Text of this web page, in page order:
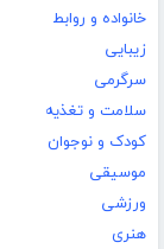
خانواده و روابط
زیبایی
سرگرمی
سلامت و تغذیه
کودک و نوجوان
موسیقی
ورزشی
هنری